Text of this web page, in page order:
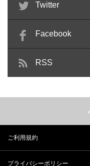
Twitter
Facebook
RSS
ご利用規約
プライバシーポリシー